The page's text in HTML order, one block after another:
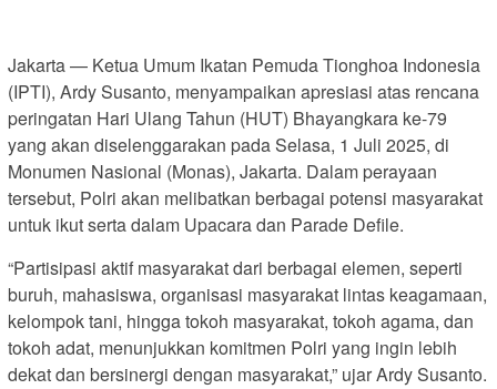
Jakarta — Ketua Umum Ikatan Pemuda Tionghoa Indonesia
(IPTI), Ardy Susanto, menyampaikan apresiasi atas rencana
peringatan Hari Ulang Tahun (HUT) Bhayangkara ke-79
yang akan diselenggarakan pada Selasa, 1 Juli 2025, di
Monumen Nasional (Monas), Jakarta. Dalam perayaan
tersebut, Polri akan melibatkan berbagai potensi masyarakat
untuk ikut serta dalam Upacara dan Parade Defile.
“Partisipasi aktif masyarakat dari berbagai elemen, seperti
buruh, mahasiswa, organisasi masyarakat lintas keagamaan,
kelompok tani, hingga tokoh masyarakat, tokoh agama, dan
tokoh adat, menunjukkan komitmen Polri yang ingin lebih
dekat dan bersinergi dengan masyarakat,” ujar Ardy Susanto.